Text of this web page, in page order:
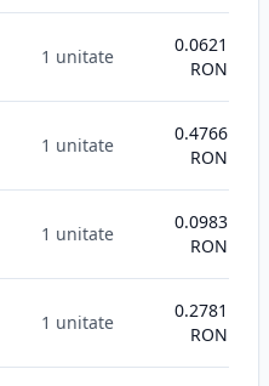
1 unitate
0.0621
RON
1 unitate
0.4766
RON
1 unitate
0.0983
RON
1 unitate
0.2781
RON